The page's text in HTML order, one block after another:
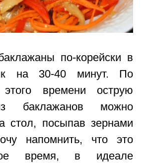
по-корейски в
на 30-40 минут. По
этого времени острую
баклажанов можно
стол, посыпав зернами
напомнить, что это
время, в идеале